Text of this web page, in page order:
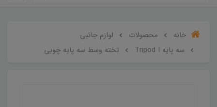
خانه محصولات
لوازم جانبی
سه پایه Tripod I
تخته وسط سه پایه چوبی